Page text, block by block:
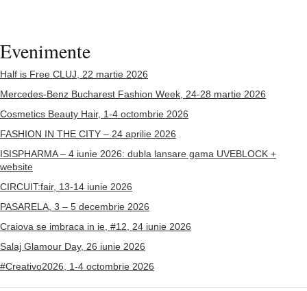
Evenimente
Half is Free CLUJ, 22 martie 2026
Mercedes-Benz Bucharest Fashion Week, 24-28 martie 2026
Cosmetics Beauty Hair, 1-4 octombrie 2026
FASHION IN THE CITY – 24 aprilie 2026
ISISPHARMA – 4 iunie 2026: dubla lansare gama UVEBLOCK +
website
CIRCUIT:fair, 13-14 iunie 2026
PASARELA, 3 – 5 decembrie 2026
Craiova se imbraca in ie, #12, 24 iunie 2026
Salaj Glamour Day, 26 iunie 2026
#Creativo2026, 1-4 octombrie 2026